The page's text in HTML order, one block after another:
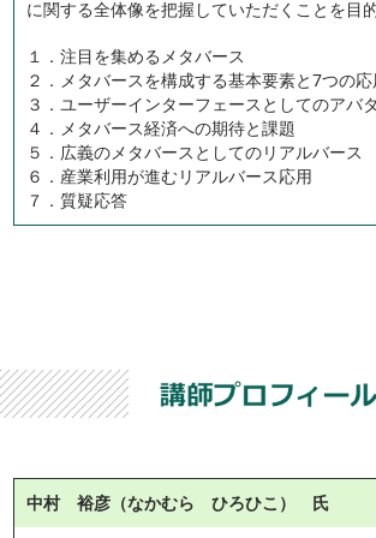
に関する全体像を把握していただくことを目的
１．注目を集めるメタバース
２．メタバースを構成する基本要素と7つの応
３．ユーザーインターフェースとしてのアバ
４．メタバース経済への期待と課題
５．広義のメタバースとしてのリアルバース
６．産業利用が進むリアルバース応用
７．質疑応答
中村 裕彦（なかむら ひろひこ） 氏